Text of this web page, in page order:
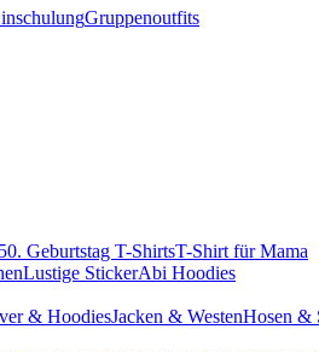
Gruppenoutfits
50. Geburtstag T-ShirtsT-Shirt für Mama
Lustige StickerAbi Hoodies
& HoodiesJacken & WestenHosen &